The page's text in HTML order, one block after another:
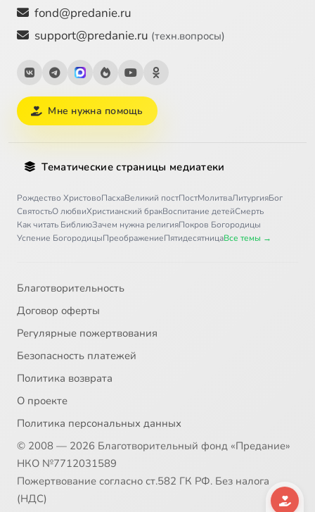
fond@predanie.ru
support@predanie.ru (техн.вопросы)
Мне нужна помощь
Тематические страницы медиатеки
Рождество ХристовоПасхаВеликий постПостМолитваЛитургияБог
СвятостьО любвиХристианский бракВоспитание детейСмерть
Как читать БиблиюЗачем нужна религияПокров Богородицы
Успение БогородицыПреображениеПятидесятницаВсе темы →
Благотворительность
Договор оферты
Регулярные пожертвования
Безопасность платежей
Политика возврата
О проекте
Политика персональных данных
© 2008 — 2026 Благотворительный фонд «Предание»
НКО №7712031589
Пожертвование согласно ст.582 ГК РФ. Без налога
(НДС)